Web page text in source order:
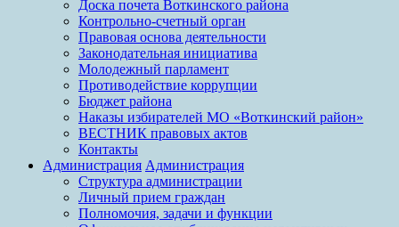
Доска почета Воткинского района
Контрольно-счетный орган
Правовая основа деятельности
Законодательная инициатива
Молодежный парламент
Противодействие коррупции
Бюджет района
Наказы избирателей МО «Воткинский район»
ВЕСТНИК правовых актов
Контакты
Администрация Администрация
Структура администрации
Личный прием граждан
Полномочия, задачи и функции